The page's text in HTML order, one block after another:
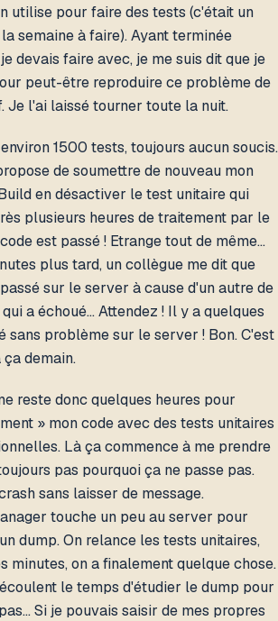
utilise pour faire des tests (c'était un
semaine à faire). Ayant terminée
devais faire avec, je me suis dit que je
peut-être reproduire ce problème de
Je l'ai laissé tourner toute la nuit.
1500 tests, toujours aucun soucis.
de soumettre de nouveau mon
en désactiver le test unitaire qui
plusieurs heures de traitement par le
est passé ! Etrange tout de même…
plus tard, un collègue me dit que
sur le server à cause d'un autre de
a échoué… Attendez ! Il y a quelques
sans problème sur le server ! Bon. C'est
demain.
reste donc quelques heures pour
» mon code avec des tests unitaires
Là ça commence à me prendre
pas pourquoi ça ne passe pas.
sans laisser de message.
touche un peu au server pour
dump. On relance les tests unitaires,
minutes, on a finalement quelque chose.
le temps d'étudier le dump pour
Si je pouvais saisir de mes propres